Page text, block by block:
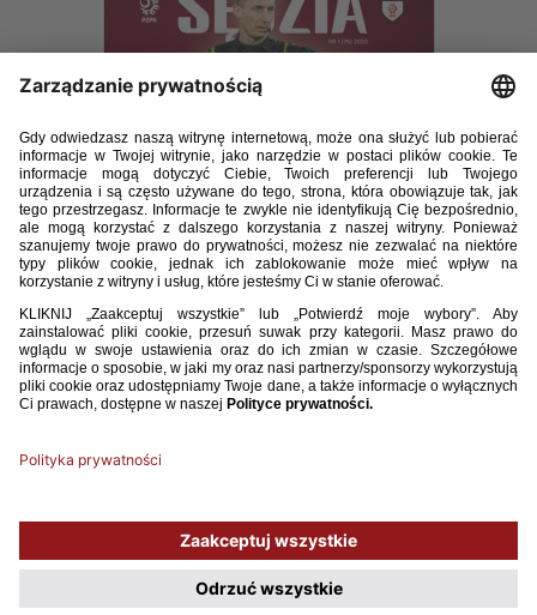
Sędzia 1 2020.pdf
Używamy plików cookies, aby ułatwić Ci korzystanie z naszego serwisu
oraz do celów statystycznych. Jeśli nie blokujesz tych plików, to zgadzasz
się na ich użycie oraz zapisanie w pamięci urządzenia. Pamiętaj, że